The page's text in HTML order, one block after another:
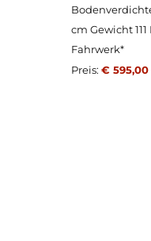
cm Gewicht
Fahrwerk*
Preis: € 595,00